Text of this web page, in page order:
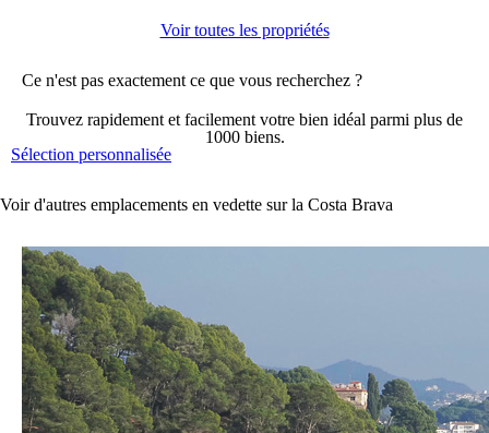
Voir toutes les propriétés
Ce n'est pas exactement ce que vous recherchez ?
Trouvez rapidement et facilement votre bien idéal parmi plus de
1000 biens.
Sélection personnalisée
Voir d'autres emplacements en vedette sur la Costa Brava